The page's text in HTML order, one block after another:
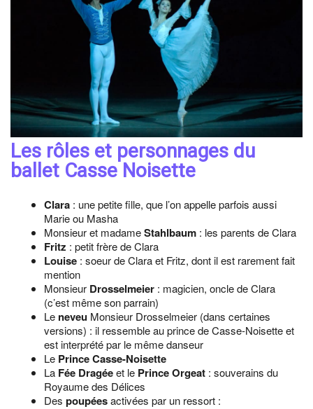
Les rôles et personnages du
ballet Casse Noisette
Clara : une petite fille, que l’on appelle parfois aussi
Marie ou Masha
Monsieur et madameStahlbaum : les parents de Clara
Fritz : petit frère de Clara
Louise : soeur de Clara et Fritz, dont il est rarement fait
mention
Monsieur Drosselmeier : magicien, oncle de Clara
(c’est même son parrain)
Le neveu Monsieur Drosselmeier (dans certaines
versions) : il ressemble au prince de Casse-Noisette et
est interprété par le même danseur
Le Prince Casse-Noisette
La Fée Dragéeet le Prince Orgeat : souverains du
Royaume des Délices
Des poupéesactivées par un ressort :